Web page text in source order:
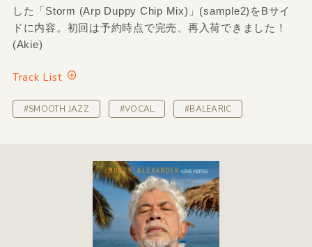
した「Storm (Arp Duppy Chip Mix)」(sample2)をBサイ
ドに内容。初回は予約時点で完売、再入荷できました！
(Akie)
Track List
#SMOOTH JAZZ #VOCAL #BALEARIC